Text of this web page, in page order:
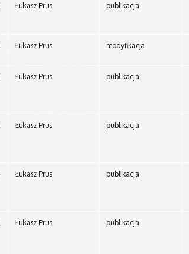
Łukasz Prus publikacja
Łukasz Prus modyfikacja
Łukasz Prus publikacja
Łukasz Prus publikacja
Łukasz Prus publikacja
Łukasz Prus publikacja